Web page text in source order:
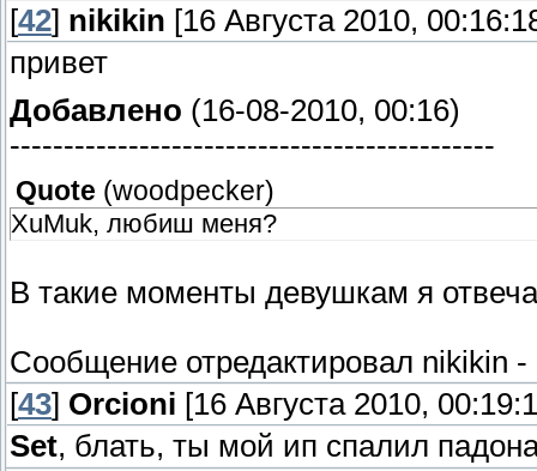
[42] nikikin [16 Августа 2010,
привет
Добавлено (16-08-2010, 00:16)
---------------------------------------------
Quote (woodpecker)
XuMuk, любиш меня?
В такие моменты девушкам я
Сообщение отредактировал nikikin -
[43] Orcioni [16 Августа 2010,
Set, блать, ты мой ип спалил